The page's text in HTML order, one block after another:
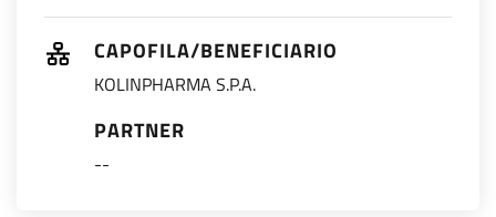
CAPOFILA/BENEFICIARIO
KOLINPHARMA S.P.A.
PARTNER
--